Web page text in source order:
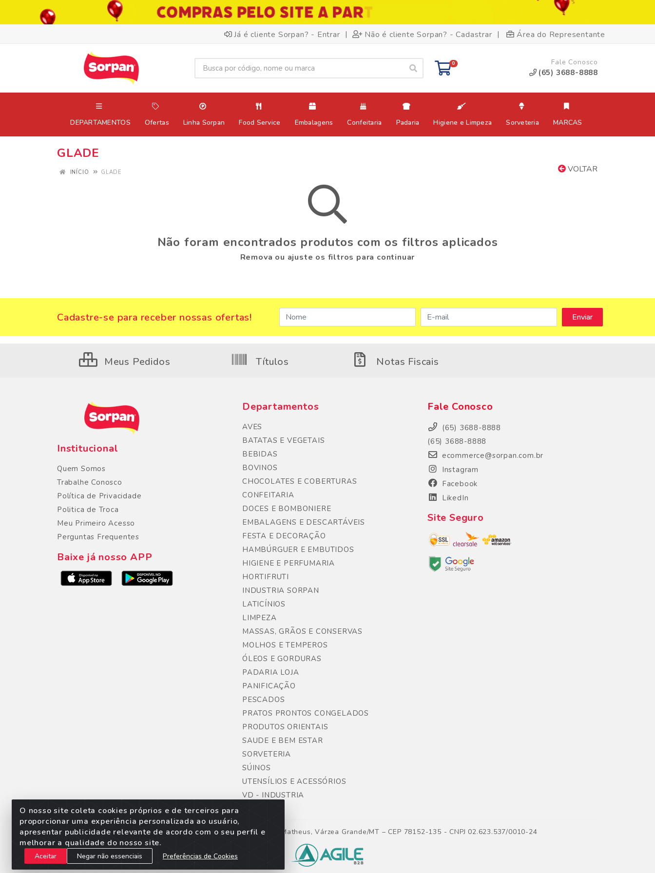
Já é cliente Sorpan? - Entrar | Não é cliente Sorpan? - Cadastrar | Área do Representante
0 Fale Conosco
(65) 3688-8888
DEPARTAMENTOS Ofertas Linha Sorpan Food Service Embalagens Confeitaria Padaria Higiene e Limpeza Sorveteria MARCAS
GLADE
VOLTAR
INÍCIO GLADE
Não foram encontrados produtos com os filtros aplicados
Remova ou ajuste os filtros para continuar
O nosso site coleta cookies próprios e de terceiros para
proporcionar uma experiência personalizada ao usuário,
apresentar publicidade relevante de acordo com o seu perfil e
melhorar a qualidade do nosso site.
Aceitar Negar não essenciais Preferências de Cookies
Cadastre-se para receber nossas ofertas!
Meus Pedidos Títulos Notas Fiscais
Institucional
Quem Somos
Trabalhe Conosco
Política de Privacidade
Politica de Troca
Meu Primeiro Acesso
Perguntas Frequentes
Baixe já nosso APP
Departamentos
AVES
BATATAS E VEGETAIS
BEBIDAS
BOVINOS
CHOCOLATES E COBERTURAS
CONFEITARIA
DOCES E BOMBONIERE
EMBALAGENS E DESCARTÁVEIS
FESTA E DECORAÇÃO
HAMBÚRGUER E EMBUTIDOS
HIGIENE E PERFUMARIA
HORTIFRUTI
INDUSTRIA SORPAN
LATICÍNIOS
LIMPEZA
MASSAS, GRÃOS E CONSERVAS
MOLHOS E TEMPEROS
ÓLEOS E GORDURAS
PADARIA LOJA
PANIFICAÇÃO
PESCADOS
PRATOS PRONTOS CONGELADOS
PRODUTOS ORIENTAIS
SAUDE E BEM ESTAR
SORVETERIA
SÚINOS
UTENSÍLIOS E ACESSÓRIOS
VD - INDUSTRIA
Fale Conosco
(65) 3688-8888
(65) 3688-8888
ecommerce@sorpan.com.br
Instagram
Facebook
LikedIn
Site Seguro
Sorpan - Rodovia dos Imigrantes, Lote 06, São Matheus, Várzea Grande/MT – CEP 78152-135 - CNPJ 02.623.537/0010-24